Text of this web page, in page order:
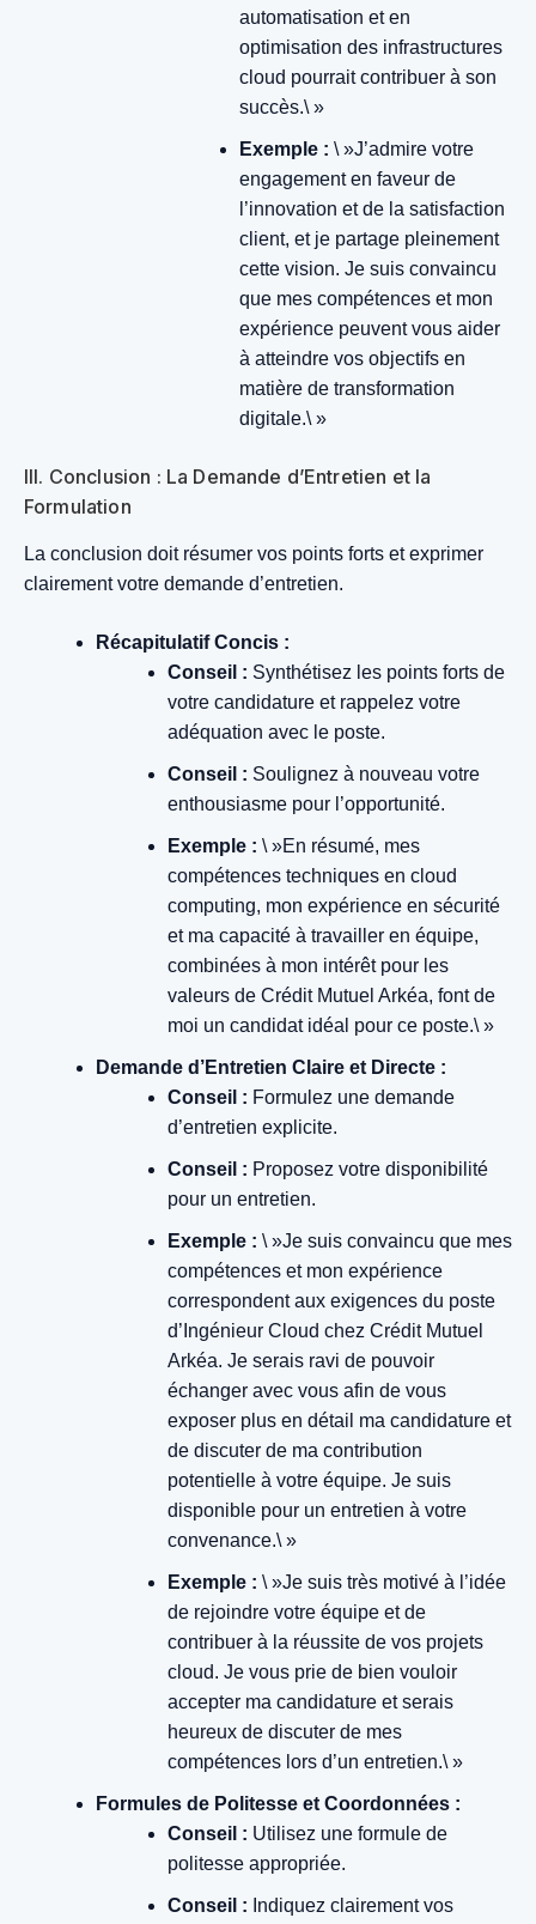
automatisation et en
optimisation des infrastructures
cloud pourrait contribuer à son
succès.\ »
Exemple : \ »J’admire votre
engagement en faveur de
l’innovation et de la satisfaction
client, et je partage pleinement
cette vision. Je suis convaincu
que mes compétences et mon
expérience peuvent vous aider
à atteindre vos objectifs en
matière de transformation
digitale.\ »
III. Conclusion : La Demande d’Entretien et la
Formulation
La conclusion doit résumer vos points forts et exprimer
clairement votre demande d’entretien.
Récapitulatif Concis :
Conseil : Synthétisez les points forts de
votre candidature et rappelez votre
adéquation avec le poste.
Conseil : Soulignez à nouveau votre
enthousiasme pour l’opportunité.
Exemple : \ »En résumé, mes
compétences techniques en cloud
computing, mon expérience en sécurité
et ma capacité à travailler en équipe,
combinées à mon intérêt pour les
valeurs de Crédit Mutuel Arkéa, font de
moi un candidat idéal pour ce poste.\ »
Demande d’Entretien Claire et Directe :
Conseil : Formulez une demande
d’entretien explicite.
Conseil : Proposez votre disponibilité
pour un entretien.
Exemple : \ »Je suis convaincu que mes
compétences et mon expérience
correspondent aux exigences du poste
d’Ingénieur Cloud chez Crédit Mutuel
Arkéa. Je serais ravi de pouvoir
échanger avec vous afin de vous
exposer plus en détail ma candidature et
de discuter de ma contribution
potentielle à votre équipe. Je suis
disponible pour un entretien à votre
convenance.\ »
Exemple : \ »Je suis très motivé à l’idée
de rejoindre votre équipe et de
contribuer à la réussite de vos projets
cloud. Je vous prie de bien vouloir
accepter ma candidature et serais
heureux de discuter de mes
compétences lors d’un entretien.\ »
Formules de Politesse et Coordonnées :
Conseil : Utilisez une formule de
politesse appropriée.
Conseil : Indiquez clairement vos